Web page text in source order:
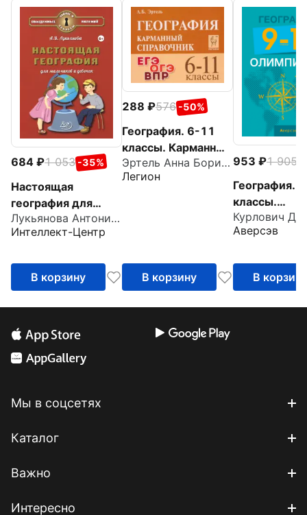
684 1 053 -35%
Настоящая
география для
мальчиков и
девочек
Лукьянова Антонина Владимировна
Интеллект-Центр
В корзину
288 576 -50%
География. 6-11
классы. Карманный
справочник
Эртель Анна Борисовна
Легион
В корзину
953 1 905
География.
классы.
Олимпиады
Аверсэв
В корзину
Мы в соцсетях
Каталог
Важно
Интересно